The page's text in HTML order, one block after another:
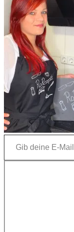
Gib deine E-Mail-Adresse ein ...